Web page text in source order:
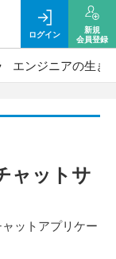
ログイン
新規
会員登録
エンジニアの生き
ャットサ
ットアプリケー